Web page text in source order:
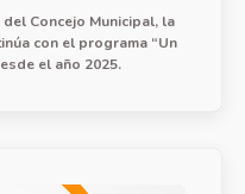
Concejo Municipal, la
con el programa “Un
el año 2025.